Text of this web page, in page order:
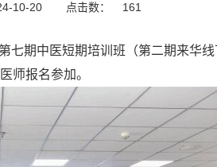
10-20 点击数： 161
期中医短期培训班（第二期来华线
师报名参加。